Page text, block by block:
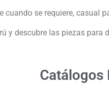
se requiere, casual
y descubre las piezas
Catálogos